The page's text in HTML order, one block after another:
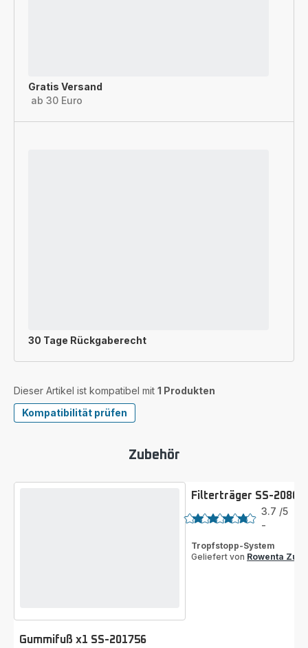
Gratis Versand
ab 30 Euro
30 Tage Rückgaberecht
Dieser Artikel ist kompatibel mit 1 Produkten
Kompatibilität prüfen
Zubehör
Gummifuß x1 SS-201756
Filterträger SS-
Bewertung
3.7 /5
-
Tropfstopp-System
Geliefert von Rowenta